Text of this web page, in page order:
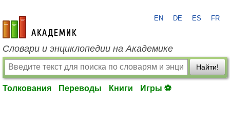
academic.ru
EN DE ES FR
Словари и энциклопедии на Академике
Найти!
Толкования Переводы Книги Игры ⚽